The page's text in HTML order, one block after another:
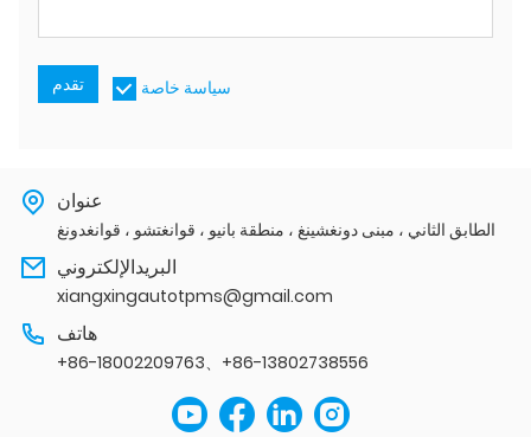
تقدم سياسة خاصة
عنوان
الطابق الثاني ، مبنى دونغشينغ ، منطقة بانيو ، قوانغتشو ، قوانغدونغ
البريدالإلكتروني
xiangxingautotpms@gmail.com
هاتف
+86-18002209763、+86-13802738556